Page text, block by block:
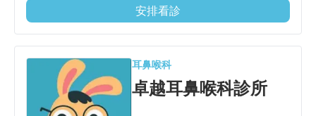
安排看診
耳鼻喉科
卓越耳鼻喉科診所